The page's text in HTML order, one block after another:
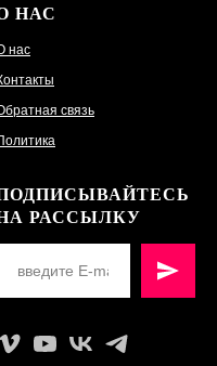
НАС
нас
связь
РАССЫЛКУ